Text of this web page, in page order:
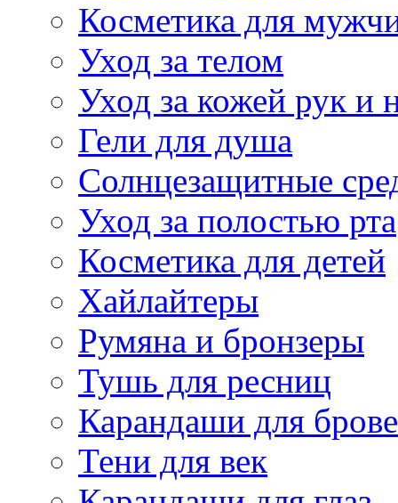
Косметика для
Уход за телом
Уход за кожей рук и
Гели для душа
Солнцезащитные
Уход за полостью рта
Косметика для детей
Хайлайтеры
Румяна и бронзеры
Тушь для ресниц
Карандаши для
Тени для век